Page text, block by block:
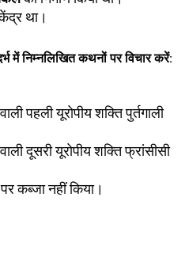
था।
में निम्नलिखित कथनों पर विचार करें:
पहली यूरोपीय शक्ति पुर्तगाली
दूसरी यूरोपीय शक्ति फ्रांसीसी
कब्जा नहीं किया।